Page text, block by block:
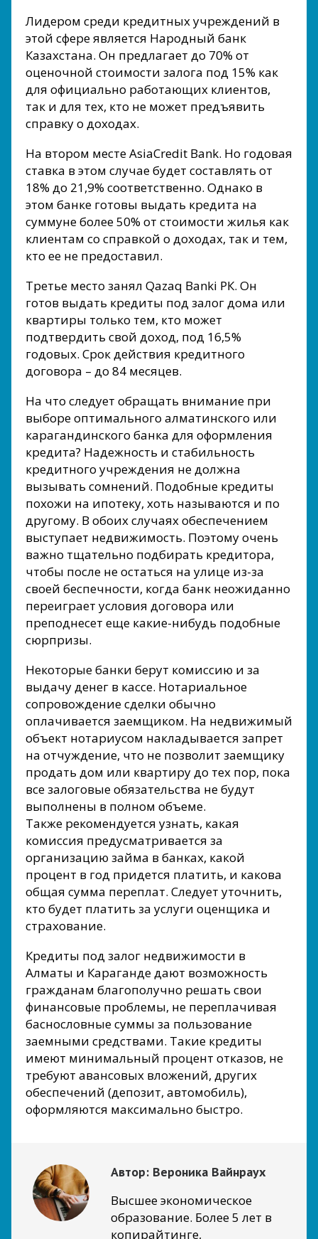
Лидером среди кредитных учреждений в
этой сфере является Народный банк
Казахстана. Он предлагает до 70% от
оценочной стоимости залога под 15% как
для официально работающих клиентов,
так и для тех, кто не может предъявить
справку о доходах.
На втором месте АsiaCredit Bank. Но годовая
ставка в этом случае будет составлять от
18% до 21,9% соответственно. Однако в
этом банке готовы выдать кредита на
суммуне более 50% от стоимости жилья как
клиентам со справкой о доходах, так и тем,
кто ее не предоставил.
Третье место занял Qazaq Banki РК. Он
готов выдать кредиты под залог дома или
квартиры только тем, кто может
подтвердить свой доход, под 16,5%
годовых. Срок действия кредитного
договора – до 84 месяцев.
На что следует обращать внимание при
выборе оптимального алматинского или
карагандинского банка для оформления
кредита? Надежность и стабильность
кредитного учреждения не должна
вызывать сомнений. Подобные кредиты
похожи на ипотеку, хоть называются и по
другому. В обоих случаях обеспечением
выступает недвижимость. Поэтому очень
важно тщательно подбирать кредитора,
чтобы после не остаться на улице из-за
своей беспечности, когда банк неожиданно
переиграет условия договора или
преподнесет еще какие-нибудь подобные
сюрпризы.
Некоторые банки берут комиссию и за
выдачу денег в кассе. Нотариальное
сопровождение сделки обычно
оплачивается заемщиком. На недвижимый
объект нотариусом накладывается запрет
на отчуждение, что не позволит заемщику
продать дом или квартиру до тех пор, пока
все залоговые обязательства не будут
выполнены в полном объеме.
Также рекомендуется узнать, какая
комиссия предусматривается за
организацию займа в банках, какой
процент в год придется платить, и какова
общая сумма переплат. Следует уточнить,
кто будет платить за услуги оценщика и
страхование.
Кредиты под залог недвижимости в
Алматы и Караганде дают возможность
гражданам благополучно решать свои
финансовые проблемы, не переплачивая
баснословные суммы за пользование
заемными средствами. Такие кредиты
имеют минимальный процент отказов, не
требуют авансовых вложений, других
обеспечений (депозит, автомобиль),
оформляются максимально быстро.
Автор: Вероника Вайнраух
Высшее экономическое
образование. Более 5 лет в
копирайтинге,